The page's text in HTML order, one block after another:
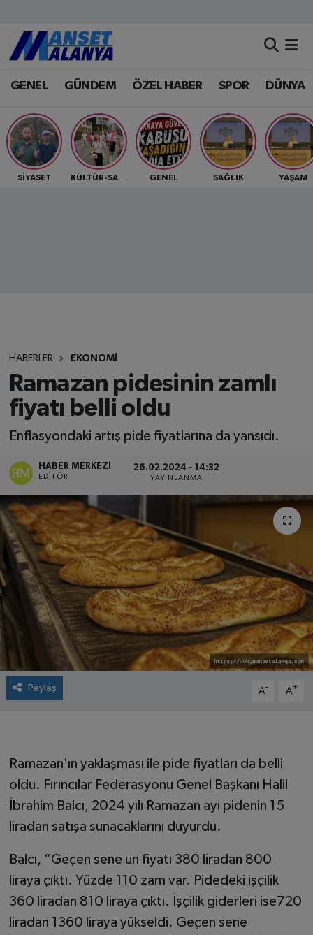
GENEL GÜNDEM ÖZEL HABER SPOR DÜNYA
SİYASET KÜLTÜR-SANAT GENEL SAĞLIK YAŞAM
HABERLER EKONOMİ
Ramazan pidesinin zamlı
fiyatı belli oldu
Enflasyondaki artış pide fiyatlarına da yansıdı.
HABER MERKEZI
EDITÖR
26.02.2024 - 14:32
YAYINLANMA
Paylaş A- A+
Ramazan'ın yaklaşması ile pide fiyatları da belli
oldu. Fırıncılar Federasyonu Genel Başkanı Halil
İbrahim Balcı, 2024 yılı Ramazan ayı pidenin 15
liradan satışa sunacaklarını duyurdu.
Balcı, “Geçen sene un fiyatı 380 liradan 800
liraya çıktı. Yüzde 110 zam var. Pidedeki işçilik
360 liradan 810 liraya çıktı. İşçilik giderleri ise720
liradan 1360 liraya yükseldi. Geçen sene
Antalya Nöbetçi Eczaneler
Antalya Hava Durumu
Antalya Namaz Vakitleri
Antalya Trafik Yoğunluk Haritası